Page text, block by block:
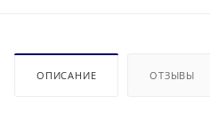
ОПИСАНИЕ ОТЗЫВЫ